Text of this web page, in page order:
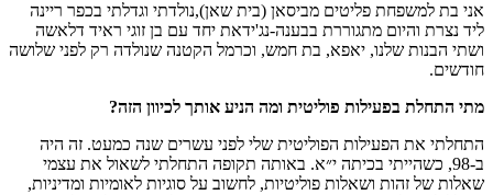
אני בת למשפחת פליטים מביסאן (בית שאן),נולדתי וגדלתי בכפר ריינה
ליד נצרת והיום מתגוררת בבענה-נג'ידאת יחד עם בן זוגי ראיד דלאשה
ושתי הבנות שלנו, יאפא, בת חמש, וכרמל הקטנה שנולדה רק לפני שלושה
חודשים.
מתי התחלת בפעילות פוליטית ומה הניע אותך לכיוון הזה?
התחלתי את הפעילות הפוליטית שלי לפני עשרים שנה כמעט. זה היה
ב-98, כשהייתי בכיתה י״א. באותה תקופה התחלתי לשאול את עצמי
שאלות של זהות ושאלות פוליטיות, לחשוב על סוגיות לאומיות ומדיניות,